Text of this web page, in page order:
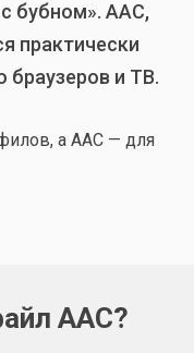
бубном». AAC,
практически
и ТВ.
а AAC — для
AAC?